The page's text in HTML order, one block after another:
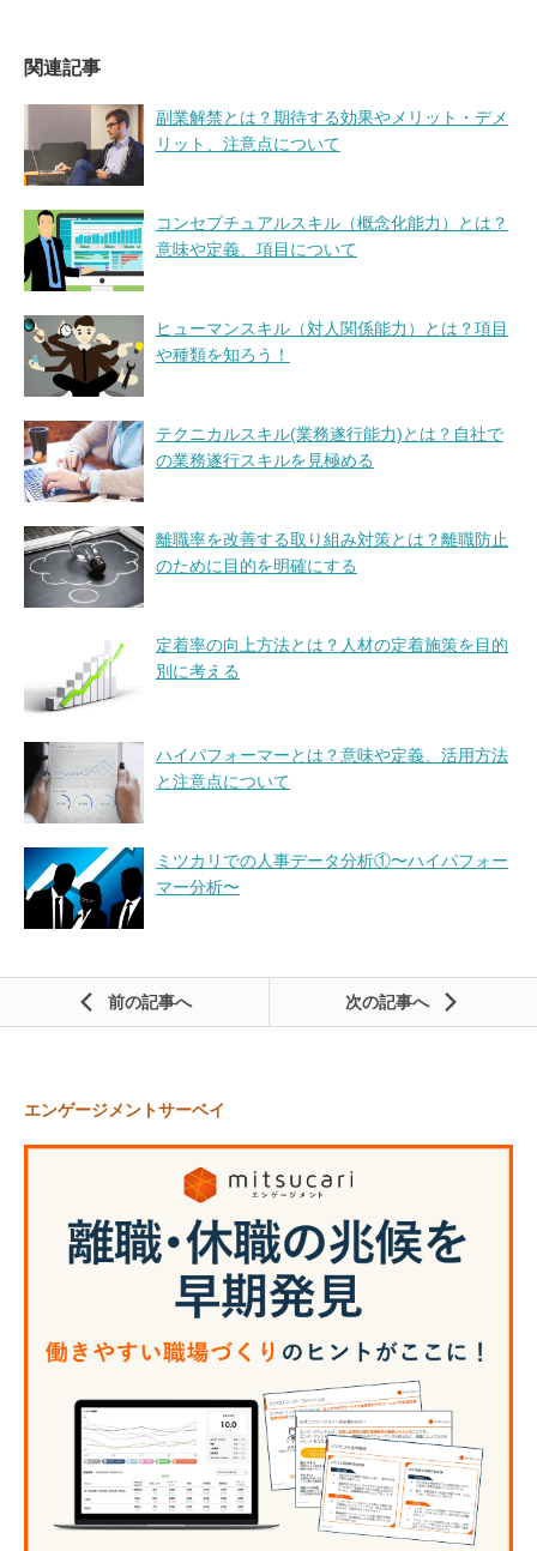
関連記事
副業解禁とは？期待する効果やメリット・デメ
リット、注意点について
コンセプチュアルスキル（概念化能力）とは？
意味や定義、項目について
ヒューマンスキル（対人関係能力）とは？項目
や種類を知ろう！
テクニカルスキル(業務遂行能力)とは？自社で
の業務遂行スキルを見極める
離職率を改善する取り組み対策とは？離職防止
のために目的を明確にする
定着率の向上方法とは？人材の定着施策を目的
別に考える
ハイパフォーマーとは？意味や定義、活用方法
と注意点について
ミツカリでの人事データ分析①〜ハイパフォー
マー分析〜
前の記事 次の記事
エンゲージメントサーベイ